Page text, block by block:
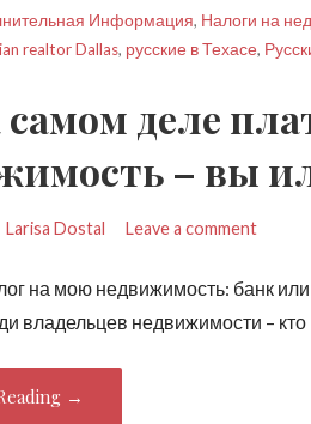
Информация, Налоги на
realtor Dallas, русские в Техасе,
самом деле
– вы
Larisa Dostal Leave a comment
на мою недвижимость: банк
владельцев недвижимости –
→